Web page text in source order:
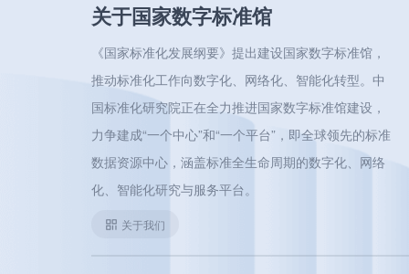
关于国家数字标准馆
《国家标准化发展纲要》提出建设国家数字标准馆，
推动标准化工作向数字化、网络化、智能化转型。中
国标准化研究院正在全力推进国家数字标准馆建设，
力争建成“一个中心”和“一个平台”，即全球领先的标准
数据资源中心，涵盖标准全生命周期的数字化、网络
化、智能化研究与服务平台。
关于我们